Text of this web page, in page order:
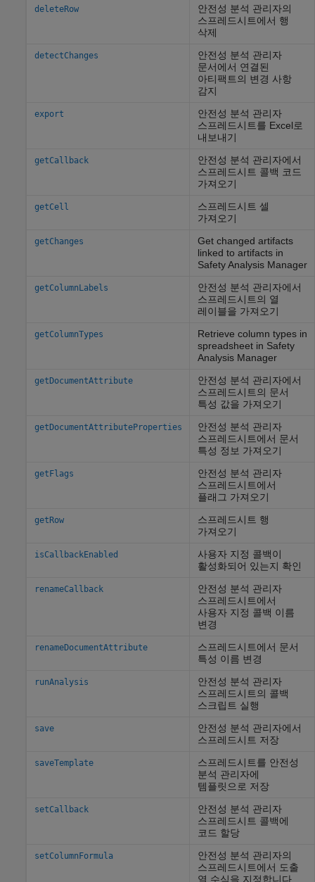
deleteRow
안전성 분석 관리자의
스프레드시트에서 행
삭제
detectChanges
안전성 분석 관리자
문서에서 연결된
아티팩트의 변경 사항
감지
export
안전성 분석 관리자
스프레드시트를 Excel로
내보내기
getCallback
안전성 분석 관리자에서
스프레드시트 콜백 코드
가져오기
getCell
스프레드시트 셀
가져오기
getChanges
Get changed artifacts
linked to artifacts in
Safety Analysis Manager
getColumnLabels
안전성 분석 관리자에서
스프레드시트의 열
레이블을 가져오기
getColumnTypes
Retrieve column types in
spreadsheet in Safety
Analysis Manager
getDocumentAttribute
안전성 분석 관리자에서
스프레드시트의 문서
특성 값을 가져오기
getDocumentAttributeProperties
안전성 분석 관리자
스프레드시트에서 문서
특성 정보 가져오기
getFlags
안전성 분석 관리자
스프레드시트에서
플래그 가져오기
getRow
스프레드시트 행
가져오기
isCallbackEnabled
사용자 지정 콜백이
활성화되어 있는지 확인
renameCallback
안전성 분석 관리자
스프레드시트에서
사용자 지정 콜백 이름
변경
renameDocumentAttribute
스프레드시트에서 문서
특성 이름 변경
runAnalysis
안전성 분석 관리자
스프레드시트의 콜백
스크립트 실행
save
안전성 분석 관리자에서
스프레드시트 저장
saveTemplate
스프레드시트를 안전성
분석 관리자에
템플릿으로 저장
setCallback
안전성 분석 관리자
스프레드시트 콜백에
코드 할당
setColumnFormula
안전성 분석 관리자의
스프레드시트에서 도출
열 수식을 지정합니다